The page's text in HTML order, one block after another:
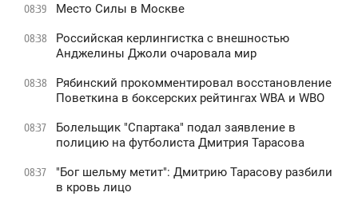
08:39 Место Силы в Москве
08:38
Российская керлингистка с внешностью
Анджелины Джоли очаровала мир
08:38
Рябинский прокомментировал восстановление
Поветкина в боксерских рейтингах WBA и WBO
08:37
Болельщик "Спартака" подал заявление в
полицию на футболиста Дмитрия Тарасова
08:37
"Бог шельму метит": Дмитрию Тарасову разбили
в кровь лицо